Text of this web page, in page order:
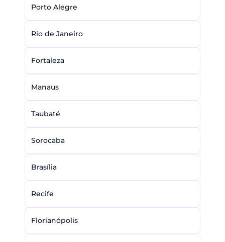
Porto Alegre
Rio de Janeiro
Fortaleza
Manaus
Taubaté
Sorocaba
Brasília
Recife
Florianópolis